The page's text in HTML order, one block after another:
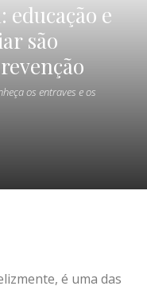
e
são
os entraves e os
é uma das